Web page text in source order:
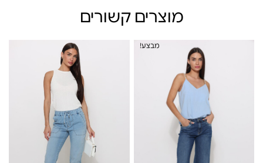
מוצרים קשורים
מבצע!